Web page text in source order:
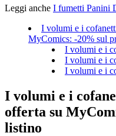
Leggi anche I fumetti Panini
I volumi e i
MyComics: -20% sul
I volumi e i
I volumi e i
I volumi e i
I volumi e i
offerta su
listino